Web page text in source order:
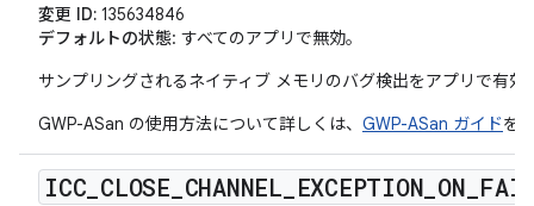
変更 ID: 135634846
デフォルトの状態: すべてのアプリで無効。
サンプリングされるネイティブ メモリのバグ検出をアプリで有効
GWP-ASan の使用方法について詳しくは、 GWP-ASan ガイドを
ICC CLOSE CHANNEL EXCEPTION ON